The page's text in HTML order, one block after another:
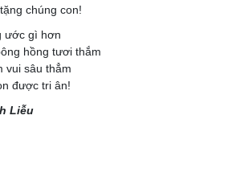
chúng con!
ước gì hơn
hồng tươi thắm
vui sâu thẳm
được tri ân!
Liễu